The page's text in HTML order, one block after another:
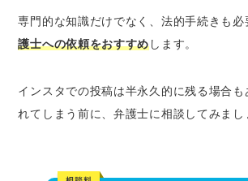
専門的な知識だけでなく、法的手続きも必
護士への依頼をおすすめします。
インスタでの投稿は半永久的に残る場合も
れてしまう前に、弁護士に相談してみまし